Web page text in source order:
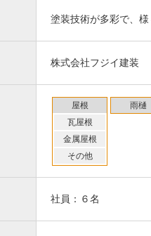
塗装技術が多彩で、
株式会社フジイ建装
屋根
瓦屋根
金属屋根
その他
雨樋
社員：６名